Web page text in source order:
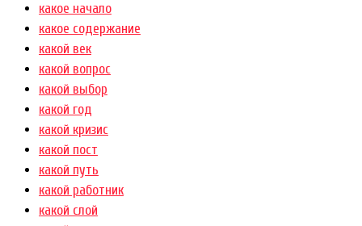
какое начало
какое содержание
какой век
какой вопрос
какой выбор
какой год
какой кризис
какой пост
какой путь
какой работник
какой слой